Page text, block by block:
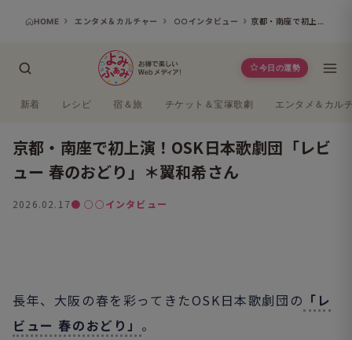
HOME エンタメ＆カルチャー ○○インタビュー 京都・南座で初上演！OSK日本歌劇団「レビュー 春のおどり」＊翼和希さん
今日の運勢
新着 レシピ 宿＆旅 チケット＆宝塚歌劇 エンタメ＆カル
京都・南座で初上演！OSK日本歌劇団「レビ
ュー 春のおどり」＊翼和希さん
2026.02.17● ○○インタビュー
長年、大阪の春を彩ってきたOSK日本歌劇団の 「レ
ビュー 春のおどり」 。